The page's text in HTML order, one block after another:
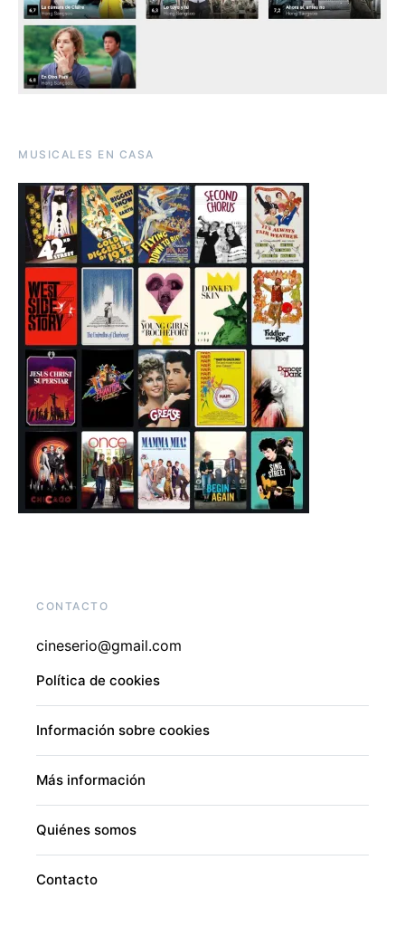
MUSICALES EN CASA
CONTACTO
cineserio@gmail.com
Política de cookies
Información sobre cookies
Más información
Quiénes somos
Contacto